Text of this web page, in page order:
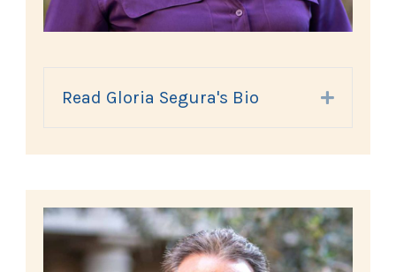
Read Gloria Segura's Bio Expand